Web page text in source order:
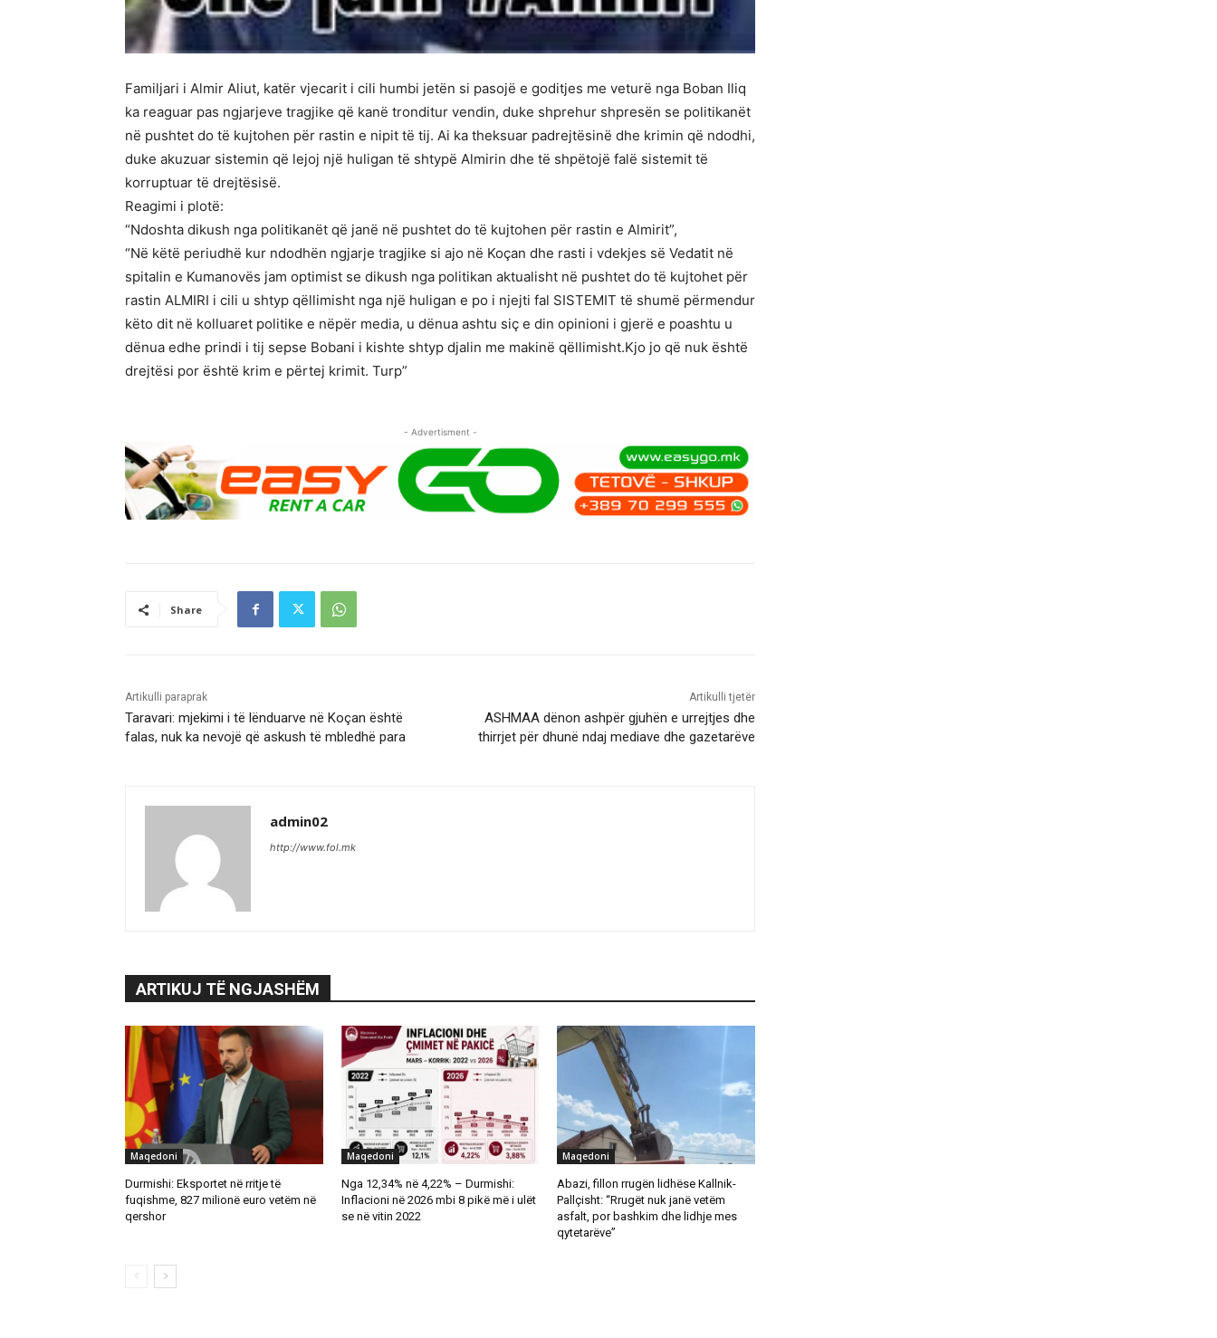
Familjari i Almir Aliut, katër vjecarit i cili humbi jetën si pasojë e goditjes me veturë nga Boban Iliq
ka reaguar pas ngjarjeve tragjike që kanë tronditur vendin, duke shprehur shpresën se politikanët
në pushtet do të kujtohen për rastin e nipit të tij. Ai ka theksuar padrejtësinë dhe krimin që ndodhi,
duke akuzuar sistemin që lejoj një huligan të shtypë Almirin dhe të shpëtojë falë sistemit të
korruptuar të drejtësisë.
Reagimi i plotë:
“Ndoshta dikush nga politikanët që janë në pushtet do të kujtohen për rastin e Almirit”,
“Në këtë periudhë kur ndodhën ngjarje tragjike si ajo në Koçan dhe rasti i vdekjes së Vedatit në
spitalin e Kumanovës jam optimist se dikush nga politikan aktualisht në pushtet do të kujtohet për
rastin ALMIRI i cili u shtyp qëllimisht nga një huligan e po i njejti fal SISTEMIT të shumë përmendur
këto dit në kolluaret politike e nëpër media, u dënua ashtu siç e din opinioni i gjerë e poashtu u
dënua edhe prindi i tij sepse Bobani i kishte shtyp djalin me makinë qëllimisht.Kjo jo që nuk është
drejtësi por është krim e përtej krimit. Turp”
- Advertisment -
Share
Artikulli paraprak
Taravari: mjekimi i të lënduarve në Koçan është
falas, nuk ka nevojë që askush të mbledhë para
Artikulli tjetër
ASHMAA dënon ashpër gjuhën e urrejtjes dhe
thirrjet për dhunë ndaj mediave dhe gazetarëve
admin02
http://www.fol.mk
ARTIKUJ TË NGJASHËM
Maqedoni
Durmishi: Eksportet në rritje të
fuqishme, 827 milionë euro vetëm në
qershor
Maqedoni
Nga 12,34% në 4,22% – Durmishi:
Inflacioni në 2026 mbi 8 pikë më i ulët
se në vitin 2022
Maqedoni
Abazi, fillon rrugën lidhëse Kallnik-
Pallçisht: “Rrugët nuk janë vetëm
asfalt, por bashkim dhe lidhje mes
qytetarëve”